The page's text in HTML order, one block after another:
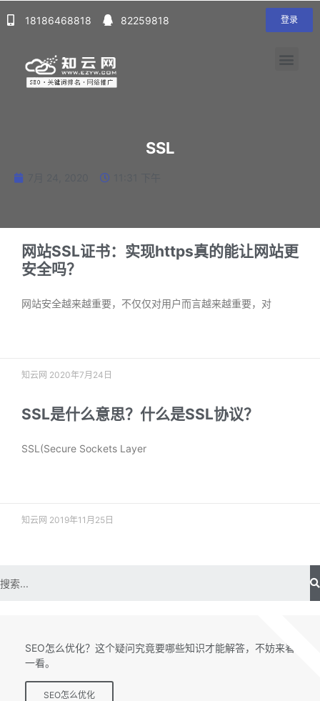
18186468818 82259818 登录
SSL
网站SSL证书：实现https真的能让网站更
安全吗？
网站安全越来越重要，不仅仅对用户而言越来越重要，对
知云网 2020年7月24日
SSL是什么意思？什么是SSL协议？
SSL(Secure Sockets Layer
知云网 2019年11月25日
SEO怎么优化？这个疑问究竟要哪些知识才能解答，不妨来看
一看。
SEO怎么优化
SEO专题